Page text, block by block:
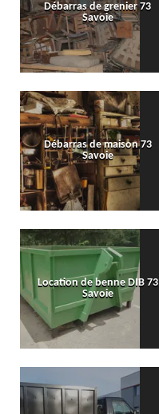
Débarras de grenier 73
Savoie
Débarras de maison 73
Savoie
Location de benne DIB 73
Savoie